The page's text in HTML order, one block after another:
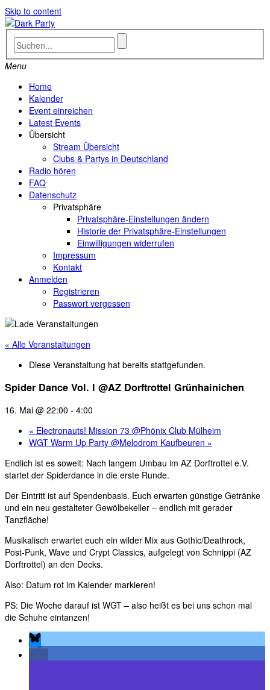
Skip to content
Menu
Home
Kalender
Event einreichen
Latest Events
Übersicht
Stream Übersicht
Clubs & Partys in Deutschland
Radio hören
FAQ
Datenschutz
Privatsphäre
Privatsphäre-Einstellungen ändern
Historie der Privatsphäre-Einstellungen
Einwilligungen widerrufen
Impressum
Kontakt
Anmelden
Registrieren
Passwort vergessen
« Alle Veranstaltungen
Diese Veranstaltung hat bereits stattgefunden.
Spider Dance Vol. I @AZ Dorftrottel Grünhainichen
16. Mai @ 22:00 - 4:00
« Electronauts! Mission 73 @Phönix Club Mülheim
WGT Warm Up Party @Melodrom Kaufbeuren »
Endlich ist es soweit: Nach langem Umbau im AZ Dorftrottel e.V.
startet der Spiderdance in die erste Runde.
Der Eintritt ist auf Spendenbasis. Euch erwarten günstige Getränke
und ein neu gestalteter Gewölbekeller – endlich mit gerader
Tanzfläche!
Musikalisch erwartet euch ein wilder Mix aus Gothic/Deathrock,
Post-Punk, Wave und Crypt Classics, aufgelegt von Schnippi (AZ
Dorftrottel) an den Decks.
Also: Datum rot im Kalender markieren!
PS: Die Woche darauf ist WGT – also heißt es bei uns schon mal
die Schuhe eintanzen!